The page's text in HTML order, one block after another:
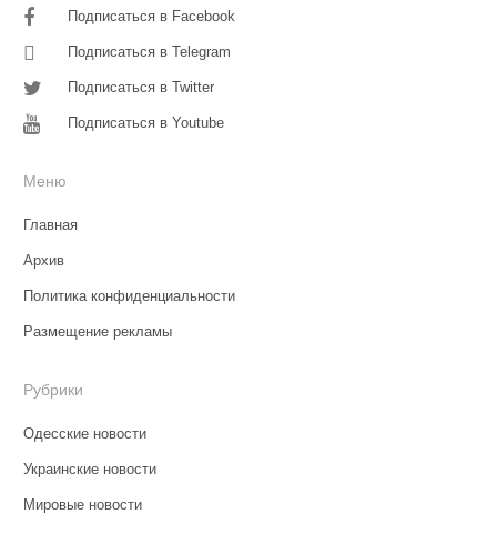
Подписаться в Facebook
Подписаться в Telegram
Подписаться в Twitter
Подписаться в Youtube
Меню
Главная
Архив
Политика конфиденциальности
Размещение рекламы
Рубрики
Одесские новости
Украинские новости
Мировые новости